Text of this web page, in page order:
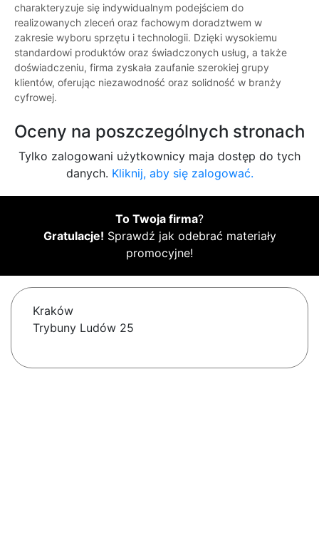
charakteryzuje się indywidualnym podejściem do
realizowanych zleceń oraz fachowym doradztwem w
zakresie wyboru sprzętu i technologii. Dzięki wysokiemu
standardowi produktów oraz świadczonych usług, a także
doświadczeniu, firma zyskała zaufanie szerokiej grupy
klientów, oferując niezawodność oraz solidność w branży
cyfrowej.
Oceny na poszczególnych stronach
Tylko zalogowani użytkownicy maja dostęp do tych
danych. Kliknij, aby się zalogować.
To Twoja firma?
Gratulacje! Sprawdź jak odebrać materiały
promocyjne!
Kraków
Trybuny Ludów 25